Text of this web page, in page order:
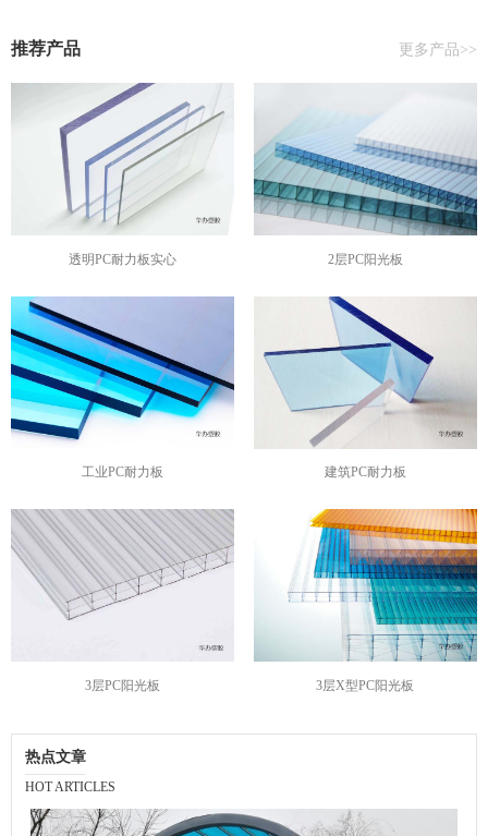
推荐产品 更多产品>>
透明PC耐力板实心 2层PC阳光板
工业PC耐力板 建筑PC耐力板
3层PC阳光板 3层X型PC阳光板
热点文章
HOT ARTICLES